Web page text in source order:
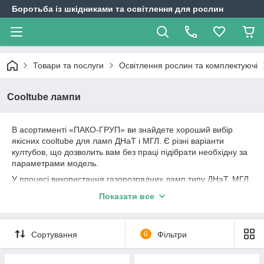
Боротьба із шкідниками та освітлення для рослин
Товари та послуги Освітлення рослин та комплектуючі
Cooltube лампи
В асортименті «ПАКО-ГРУП» ви знайдете хороший вибір
якісних cooltube для ламп ДНаТ і МГЛ. Є різні варіанти
култубов, що дозволить вам без праці підібрати необхідну за
параметрами модель.
У процесі використання газорозрядних ламп типу ДНаТ, МГЛ
пов'язано з тим, що лампи нагріваються в процесі роботи,
до зайвих витрат простору в оранжереях, зимових садах і
парниках. Проблема вирішується з допомогою інноваційного
Показати все
Сортування 0 Фільтри